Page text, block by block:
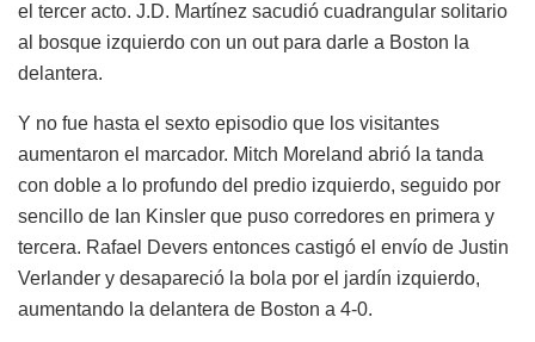
el tercer acto. J.D. Martínez sacudió cuadrangular solitario
al bosque izquierdo con un out para darle a Boston la
delantera.
Y no fue hasta el sexto episodio que los visitantes
aumentaron el marcador. Mitch Moreland abrió la tanda
con doble a lo profundo del predio izquierdo, seguido por
sencillo de Ian Kinsler que puso corredores en primera y
tercera. Rafael Devers entonces castigó el envío de Justin
Verlander y desapareció la bola por el jardín izquierdo,
aumentando la delantera de Boston a 4-0.